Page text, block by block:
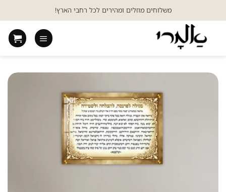
to
content
משלוחים מוזלים ומהירים לכל רחבי הארץ!